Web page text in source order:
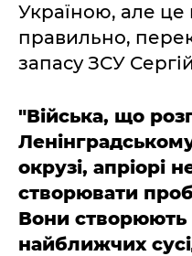
Україною, але це
правильно,
запасу ЗСУ
"Війська, що
окрузі, апріорі
створювати
Вони
найближчих